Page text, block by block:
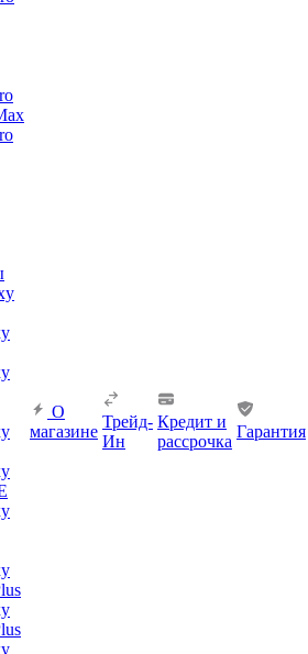
О
магазине
Трейд-
Ин
Кредит и
рассрочка
Гарантия